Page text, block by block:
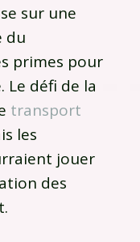
sur une
du
primes pour
défi de la
transport
les
jouer
des